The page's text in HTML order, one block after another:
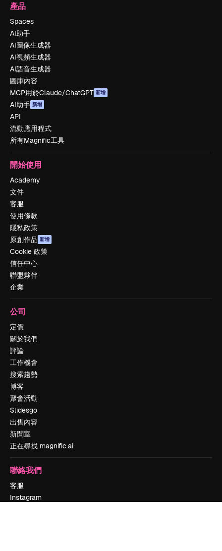
產品
Spaces
AI助手
AI圖像生成器
AI視頻生成器
AI語音生成器
圖庫內容
MCP用於Claude/ChatGPT 新增
AI助手 新增
API
流動應用程式
所有Magnific工具
開始使用
Academy
文件
客服
使用條款
隱私政策
原創作品 新增
Cookie 政策
信任中心
聯盟夥伴
企業
公司
定價
關於我們
評論
工作機會
搜索趨勢
博客
聚會活動
Slidesgo
出售內容
新聞室
正在尋找 magnific.ai
聯絡我們
客服
Instagram